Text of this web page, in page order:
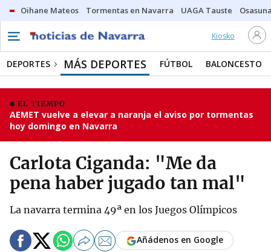
Oihane Mateos Tormentas en Navarra UAGA Tauste
Kiosko
DEPORTES MÁS DEPORTES FÚTBOL BALONCESTO
EL TIEMPO
AEMET vuelve a elevar a naranja el aviso por tormentas
hoy domingo en Navarra
Carlota Ciganda: "Me da
pena haber jugado tan mal"
La navarra termina 49ª en los Juegos Olímpicos
Añádenos en Google